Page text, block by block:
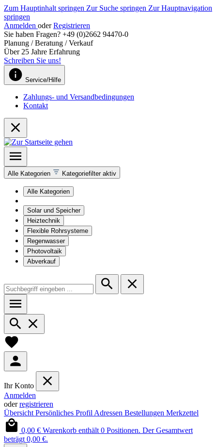
Zum Hauptinhalt springen Zur Suche springen Zur Hauptnavigation
springen
Anmelden oder Registrieren
Sie haben Fragen? +49 (0)2662 94470-0
Planung / Beratung / Verkauf
Über 25 Jahre Erfahrung
Schreiben Sie uns!
Service/Hilfe
Zahlungs- und Versandbedingungen
Kontakt
Alle Kategorien Kategoriefilter aktiv
Alle Kategorien
Solar und Speicher
Heiztechnik
Flexible Rohrsysteme
Regenwasser
Photovoltaik
Abverkauf
Ihr Konto
Anmelden
oderregistrieren
Übersicht Persönliches Profil Adressen Bestellungen Merkzettel
0,00 € Warenkorb enthält 0 Positionen. Der Gesamtwert
beträgt 0,00 €.